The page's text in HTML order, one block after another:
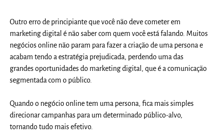
Outro erro de principiante que você não deve cometer em
marketing digital é não saber com quem você está falando. Muitos
negócios online não param para fazer a criação de uma persona e
acabam tendo a estratégia prejudicada, perdendo uma das
grandes oportunidades do marketing digital, que é a comunicação
segmentada com o público.
Quando o negócio online tem uma persona, fica mais simples
direcionar campanhas para um determinado público-alvo,
tornando tudo mais efetivo.